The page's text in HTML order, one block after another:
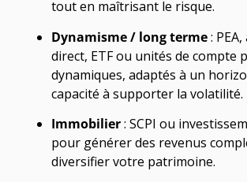
tout en maîtrisant le risque.
Dynamisme / long terme:
direct, ETF ou unités de compte
dynamiques, adaptés à un
capacité à supporter la volatilité.
Immobilier: SCPI ou
pour générer des revenus
diversifier votre patrimoine.